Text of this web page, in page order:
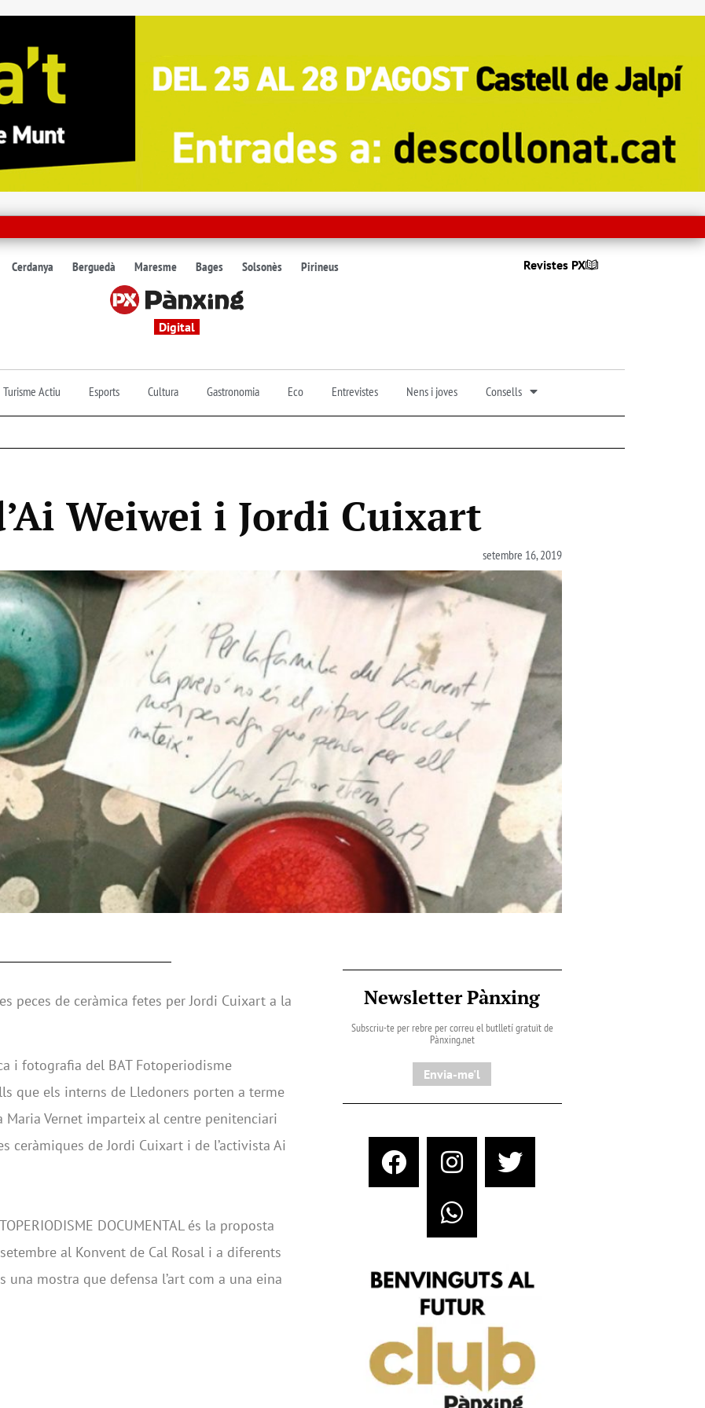
Cerdanya Berguedà Maresme Bages Solsonès Pirineus Revistes PX
Digital
Turisme Actiu Esports Cultura Gastronomia Eco Entrevistes Nens i joves Consells
Weiwei i Jordi Cuixart
setembre 16, 2019
peces de ceràmica fetes per Jordi Cuixart a la
i fotografia del BAT Fotoperiodisme
que els interns de Lledoners porten a terme
Vernet imparteix al centre penitenciari
ceràmiques de Jordi Cuixart i de l’activista Ai
DOCUMENTAL és la proposta
al Konvent de Cal Rosal i a diferents
una mostra que defensa l’art com a una eina
Newsletter Pànxing
Subscriu-te per rebre per correu el butlletí gratuït de
Pànxing.net​
Envia-me'l